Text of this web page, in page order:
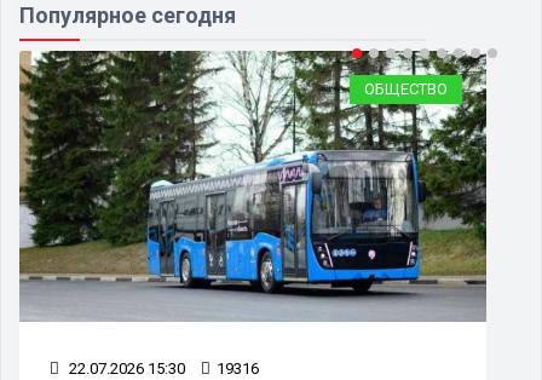
Популярное сегодня
ОБЩЕСТВО
22.07.2026 15:30 19316